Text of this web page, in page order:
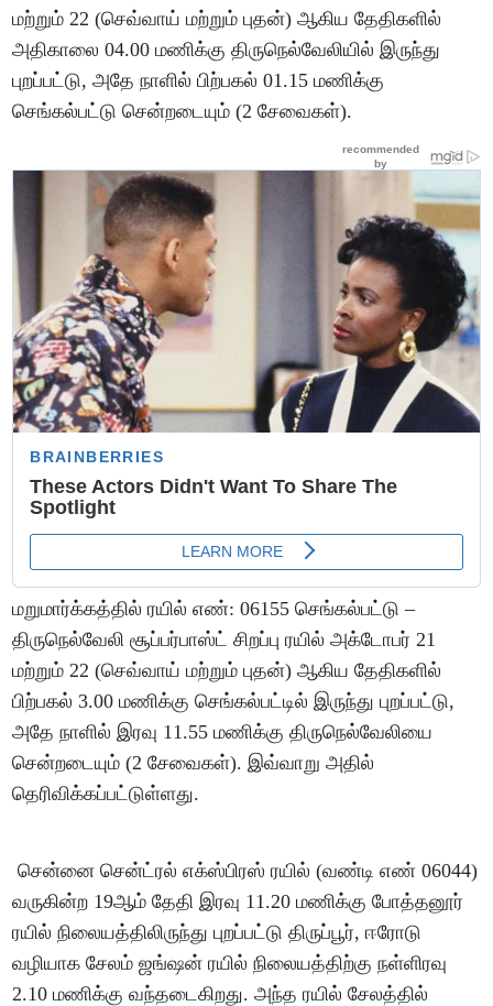
மற்றும் 22 (செவ்வாய் மற்றும் புதன்) ஆகிய தேதிகளில்
அதிகாலை 04.00 மணிக்கு திருநெல்வேலியில் இருந்து
புறப்பட்டு, அதே நாளில் பிற்பகல் 01.15 மணிக்கு
செங்கல்பட்டு சென்றடையும் (2 சேவைகள்).
மறுமார்க்கத்தில் ரயில் எண்: 06155 செங்கல்பட்டு –
திருநெல்வேலி சூப்பர்பாஸ்ட் சிறப்பு ரயில் அக்டோபர் 21
மற்றும் 22 (செவ்வாய் மற்றும் புதன்) ஆகிய தேதிகளில்
பிற்பகல் 3.00 மணிக்கு செங்கல்பட்டில் இருந்து புறப்பட்டு,
அதே நாளில் இரவு 11.55 மணிக்கு திருநெல்வேலியை
சென்றடையும் (2 சேவைகள்). இவ்வாறு அதில்
தெரிவிக்கப்பட்டுள்ளது.
சென்னை சென்ட்ரல் எக்ஸ்பிரஸ் ரயில் (வண்டி எண் 06044)
வருகின்ற 19ஆம் தேதி இரவு 11.20 மணிக்கு போத்தனூர்
ரயில் நிலையத்திலிருந்து புறப்பட்டு திருப்பூர், ஈரோடு
வழியாக சேலம் ஜங்ஷன் ரயில் நிலையத்திற்கு நள்ளிரவு
2.10 மணிக்கு வந்தடைகிறது. அந்த ரயில் சேலத்தில்